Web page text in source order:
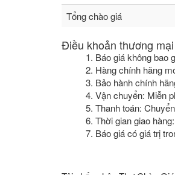
Tổng chào giá
Điều khoản thương mại
1. Báo giá không bao
2. Hàng chính hãng
3. Bảo hành chính
4. Vận chuyển: Miễn
5. Thanh toán:
6. Thời gian giao
7. Báo giá có giá trị